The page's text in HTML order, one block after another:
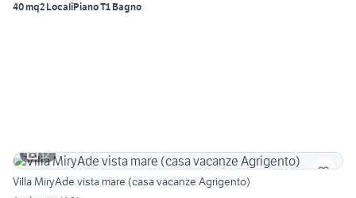
40 mq2 LocaliPiano T1 Bagno
12
Villa MiryAde vista mare (casa vacanze Agrigento)